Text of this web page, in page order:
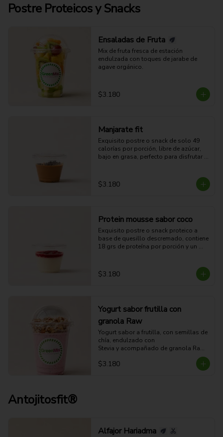
Postre Proteicos y Snacks
Ensaladas de Fruta
Mix de fruta fresca de estación
endulzada con toques de jarabe de
agave orgánico.
$3.180
Manjarate fit
Exquisito postre o snack de solo 49
calorías por porción, libre de azúcar,
bajo en grasa, perfecto para disfrutar
$3.180
Protein mousse sabor coco
Exquisito postre o snack proteico a
base de quesillo descremado, contiene
18 grs de proteína por porción y un
$3.180
Yogurt sabor frutilla con
granola Raw
Yogurt sabor a frutilla, con semillas de
chía, endulzado con
Stevia y acompañado de granola Raw.
$3.180
Antojitosfit®
Alfajor Hariadma